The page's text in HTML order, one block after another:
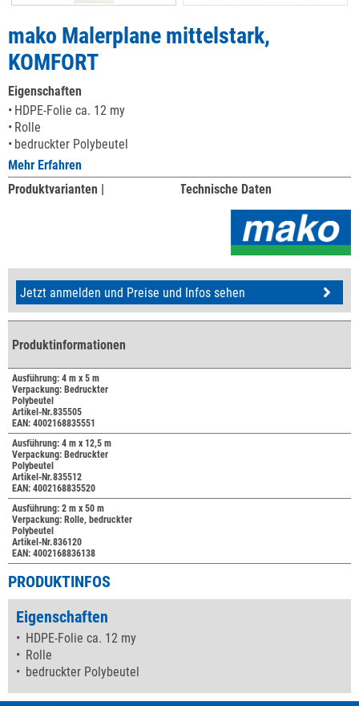
mako Malerplane mittelstark,
KOMFORT
Eigenschaften
HDPE-Folie ca. 12 my
Rolle
bedruckter Polybeutel
Mehr Erfahren
Produktvarianten |
Technische Daten
Jetzt anmelden und Preise und Infos sehen
Produktinformationen
Ausführung: 4 m x 5 m
Verpackung: Bedruckter
Polybeutel
Artikel-Nr.835505
EAN: 4002168835551
Ausführung: 4 m x 12,5 m
Verpackung: Bedruckter
Polybeutel
Artikel-Nr.835512
EAN: 4002168835520
Ausführung: 2 m x 50 m
Verpackung: Rolle, bedruckter
Polybeutel
Artikel-Nr.836120
EAN: 4002168836138
PRODUKTINFOS
Eigenschaften
HDPE-Folie ca. 12 my
Rolle
bedruckter Polybeutel